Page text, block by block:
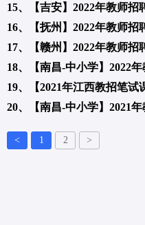
15、【吉安】2022年教师招
16、【抚州】2022年教师招
17、【赣州】2022年教师招
18、【南昌-中小学】2022
19、【2021年江西教招笔试
20、【南昌-中小学】2021
< 1 2 >